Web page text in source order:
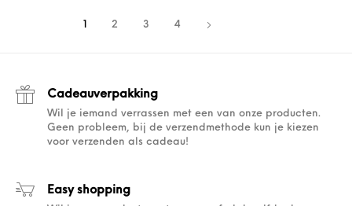
1 2 3 4
Cadeauverpakking
Wil je iemand verrassen met een van onze producten.
Geen probleem, bij de verzendmethode kun je kiezen
voor verzenden als cadeau!
Easy shopping